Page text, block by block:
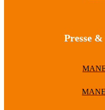
Presse